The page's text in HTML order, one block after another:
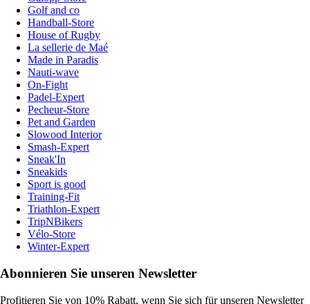
Golf and co
Handball-Store
House of Rugby
La sellerie de Maé
Made in Paradis
Nauti-wave
On-Fight
Padel-Expert
Pecheur-Store
Pet and Garden
Slowood Interior
Smash-Expert
Sneak'In
Sneakids
Sport is good
Training-Fit
Triathlon-Expert
TripNBikers
Vélo-Store
Winter-Expert
Abonnieren Sie unseren Newsletter
Profitieren Sie von 10% Rabatt, wenn Sie sich für unseren Newsletter